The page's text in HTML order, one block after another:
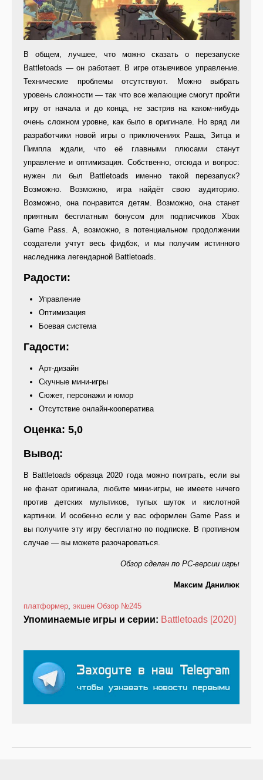
В общем, лучшее, что можно сказать о перезапуске
Battletoads — он работает. В игре отзывчивое управление.
Технические проблемы отсутствуют. Можно выбрать
уровень сложности — так что все желающие смогут пройти
игру от начала и до конца, не застряв на каком-нибудь
очень сложном уровне, как было в оригинале. Но вряд ли
разработчики новой игры о приключениях Раша, Зитца и
Пимпла ждали, что её главными плюсами станут
управление и оптимизация. Собственно, отсюда и вопрос:
нужен ли был Battletoads именно такой перезапуск?
Возможно. Возможно, игра найдёт свою аудиторию.
Возможно, она понравится детям. Возможно, она станет
приятным бесплатным бонусом для подписчиков Xbox
Game Pass. А, возможно, в потенциальном продолжении
создатели учтут весь фидбэк, и мы получим истинного
наследника легендарной Battletoads.
Радости:
Управление
Оптимизация
Боевая система
Гадости:
Арт-дизайн
Скучные мини-игры
Сюжет, персонажи и юмор
Отсутствие онлайн-кооператива
Оценка: 5,0
Вывод:
В Battletoads образца 2020 года можно поиграть, если вы
не фанат оригинала, любите мини-игры, не имеете ничего
против детских мультиков, тупых шуток и кислотной
картинки. И особенно если у вас оформлен Game Pass и
вы получите эту игру бесплатно по подписке. В противном
случае — вы можете разочароваться.
Обзор сделан по PC-версии игры
Максим Данилюк
платформер, экшен Обзор №245
Упоминаемые игры и серии: Battletoads [2020]